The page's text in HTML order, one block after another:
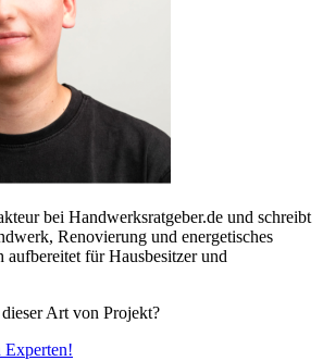
bei Handwerksratgeber.de und schreibt
Renovierung und energetisches
aufbereitet für Hausbesitzer und
Art von Projekt?
Experten!